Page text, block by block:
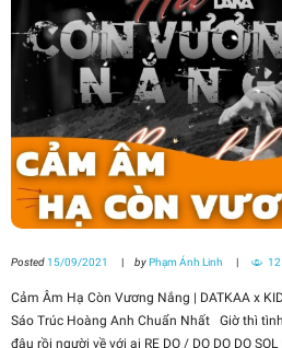
Posted 15/09/2021 byPhạm Ánh Linh
Cảm Âm Hạ Còn Vương Nắng | DATKAA x
Sáo Trúc Hoàng Anh Chuẩn Nhất Giờ thì tình
đâu rồi người về với ai RE DO / DO DO DO